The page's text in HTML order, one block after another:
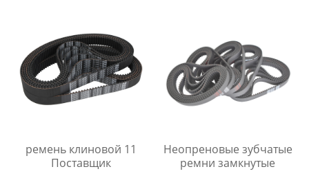
ремень клиновой 11
Поставщик
Неопреновые зубчатые
ремни замкнутые